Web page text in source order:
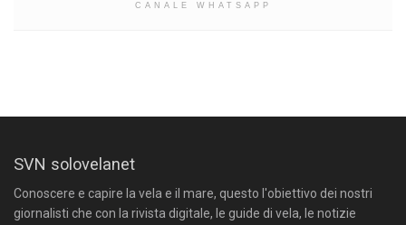
CANALE WHATSAPP
SVN solovelanet
Conoscere e capire la vela e il mare, questo l'obiettivo dei nostri
giornalisti che con la rivista digitale, le guide di vela, le notizie